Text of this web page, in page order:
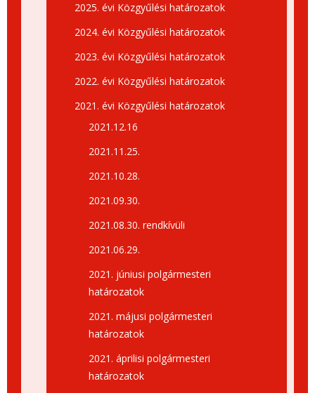
2025. évi Közgyűlési határozatok
2024. évi Közgyűlési határozatok
2023. évi Közgyűlési határozatok
2022. évi Közgyűlési határozatok
2021. évi Közgyűlési határozatok
2021.12.16
2021.11.25.
2021.10.28.
2021.09.30.
2021.08.30. rendkívüli
2021.06.29.
2021. júniusi polgármesteri
határozatok
2021. májusi polgármesteri
határozatok
2021. áprilisi polgármesteri
határozatok